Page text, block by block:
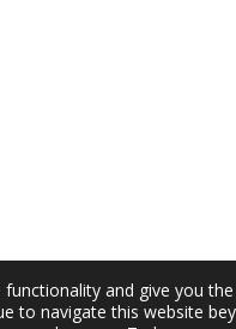
and give you
to navigate this website